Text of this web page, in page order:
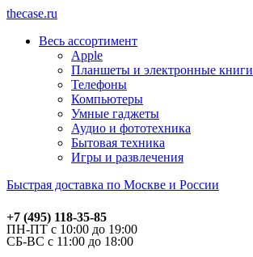
thecase.ru
Весь ассортимент
Apple
Планшеты и электронные книги
Телефоны
Компьютеры
Умные гаджеты
Аудио и фототехника
Бытовая техника
Игры и развлечения
Быстрая доставка по Москве и России
+7 (495) 118-35-85
ПН-ПТ с 10:00 до 19:00
СБ-ВС с 11:00 до 18:00